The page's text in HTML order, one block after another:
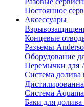
Постоянное
Аксессуары
Концевые
Разъемы
Оборудование
Перемычки для
Система долива
Система
Баки для